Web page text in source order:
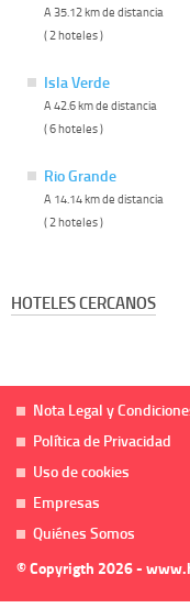
A 35.12 km de distancia
( 2 hoteles )
Isla Verde
A 42.6 km de distancia
( 6 hoteles )
Rio Grande
A 14.14 km de distancia
( 2 hoteles )
HOTELES CERCANOS
Nota Legal y
Política de Privacidad
Uso de cookies
Empresas
Quiénes Somos
© Copyrigth 2026 -